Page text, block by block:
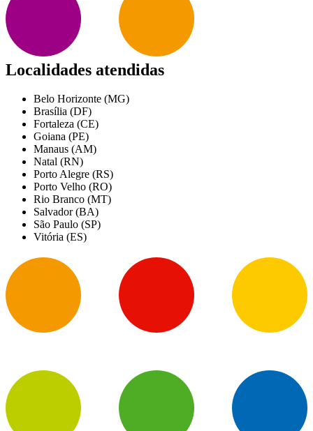
Localidades atendidas
Belo Horizonte (MG)
Brasília (DF)
Fortaleza (CE)
Goiana (PE)
Manaus (AM)
Natal (RN)
Porto Alegre (RS)
Porto Velho (RO)
Rio Branco (MT)
Salvador (BA)
São Paulo (SP)
Vitória (ES)